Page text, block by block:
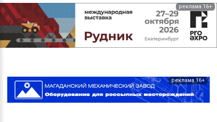
реклама 16+
реклама 16+